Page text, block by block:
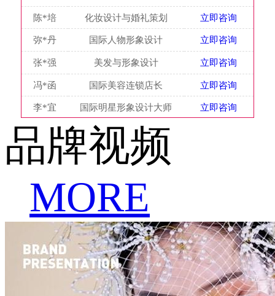
陈*培 化妆设计与婚礼策划 立即咨询
弥*丹 国际人物形象设计 立即咨询
张*强 美发与形象设计 立即咨询
冯*函 国际美容连锁店长 立即咨询
李*宜 国际明星形象设计大师 立即咨询
品牌视频
MORE